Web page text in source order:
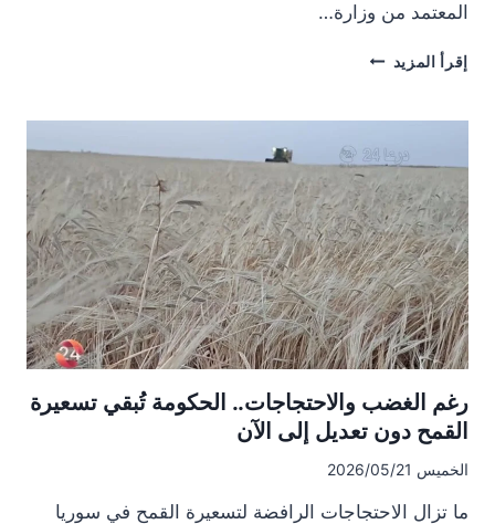
المعتمد من وزارة…
إقرأ المزيد بعد
رئاسي
يمنح
مكافأة
تشجيعية
على
تسعيرة
القمح
رغم الغضب والاحتجاجات.. الحكومة تُبقي تسعيرة
القمح دون تعديل إلى الآن
الخميس 2026/05/21
ما تزال الاحتجاجات الرافضة لتسعيرة القمح في سوريا